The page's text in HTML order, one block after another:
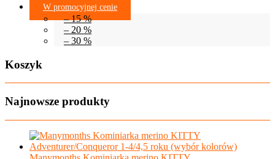
W promocyjnej cenie
– 15 %
– 20 %
– 30 %
Koszyk
Najnowsze produkty